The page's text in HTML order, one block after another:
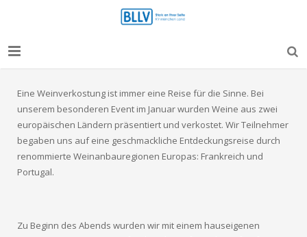
Satzung
Vorstandschaft
Personalrat
Eine Weinverkostung ist immer eine Reise für die Sinne. Bei
unserem besonderen Event im Januar wurden Weine aus zwei
europäischen Ländern präsentiert und verkostet. Wir Teilnehmer
begaben uns auf eine geschmackliche Entdeckungsreise durch
renommierte Weinanbauregionen Europas: Frankreich und
Portugal.
Zu Beginn des Abends wurden wir mit einem hauseigenen